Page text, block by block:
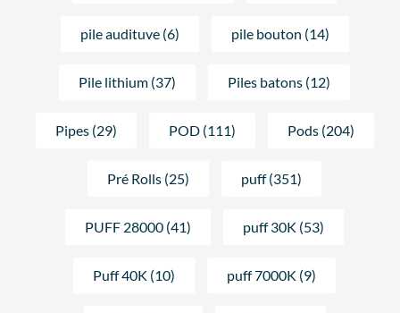
pile audituve (6) pile bouton (14)
Pile lithium (37) Piles batons (12)
Pipes (29) POD (111) Pods (204)
Pré Rolls (25) puff (351)
PUFF 28000 (41) puff 30K (53)
Puff 40K (10) puff 7000K (9)